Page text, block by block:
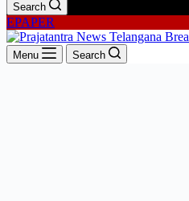
Search
EPAPER
Menu Search